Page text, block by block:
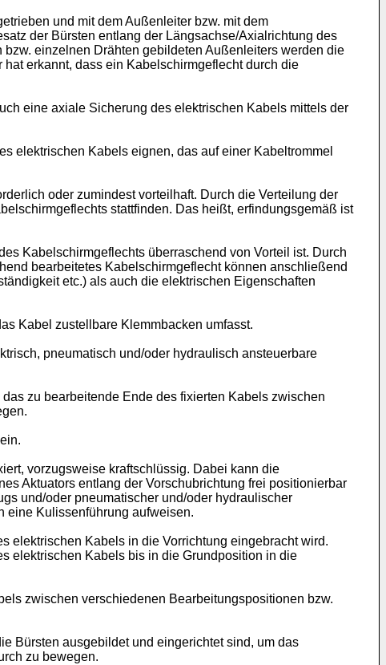
und mit dem Außenleiter bzw. mit dem
der Bürsten entlang der Längsachse/Axialrichtung des
einzelnen Drähten gebildeten Außenleiters werden die
erkannt, dass ein Kabelschirmgeflecht durch die
eine axiale Sicherung des elektrischen Kabels mittels der
elektrischen Kabels eignen, das auf einer Kabeltrommel
oder zumindest vorteilhaft. Durch die Verteilung der
stattfinden. Das heißt, erfindungsgemäß ist
Kabelschirmgeflechts überraschend von Vorteil ist. Durch
bearbeitetes Kabelschirmgeflecht können anschließend
etc.) als auch die elektrischen Eigenschaften
Kabel zustellbare Klemmbacken umfasst.
pneumatisch und/oder hydraulisch ansteuerbare
zu bearbeitende Ende des fixierten Kabels zwischen
vorzugsweise kraftschlüssig. Dabei kann die
Aktuators entlang der Vorschubrichtung frei positionierbar
und/oder pneumatischer und/oder hydraulischer
eine Kulissenführung aufweisen.
elektrischen Kabels in die Vorrichtung eingebracht wird.
elektrischen Kabels bis in die Grundposition in die
zwischen verschiedenen Bearbeitungspositionen bzw.
Bürsten ausgebildet und eingerichtet sind, um das
zu bewegen.